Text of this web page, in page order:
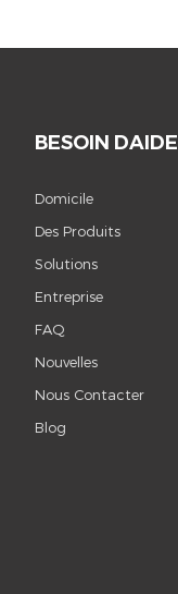
BESOIN DAIDE
Domicile
Des Produits
Solutions
Entreprise
FAQ
Nouvelles
Nous Contacter
Blog